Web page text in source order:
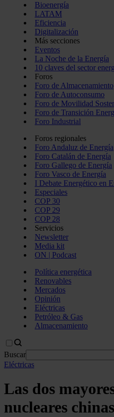
Bioenergía
LATAM
Eficiencia
Digitalización
Más secciones
Eventos
La Noche de la Energía
10 claves del sector
Foros
Foro de Almacenamiento
Foro de Autoconsumo
Foro de Movilidad
Foro de Transición
Foro Industrial
Foros regionales
Foro Andaluz de Energía
Foro Catalán de Energía
Foro Gallego de Energía
Foro Vasco de Energía
I Debate Energético en
Especiales
COP 30
COP 29
COP 28
Servicios
Newsletter
Media kit
ON | Podcast
Política energética
Renovables
Mercados
Opinión
Eléctricas
Petróleo & Gas
Almacenamiento
Buscar
Eléctricas
Las dos
nucleares